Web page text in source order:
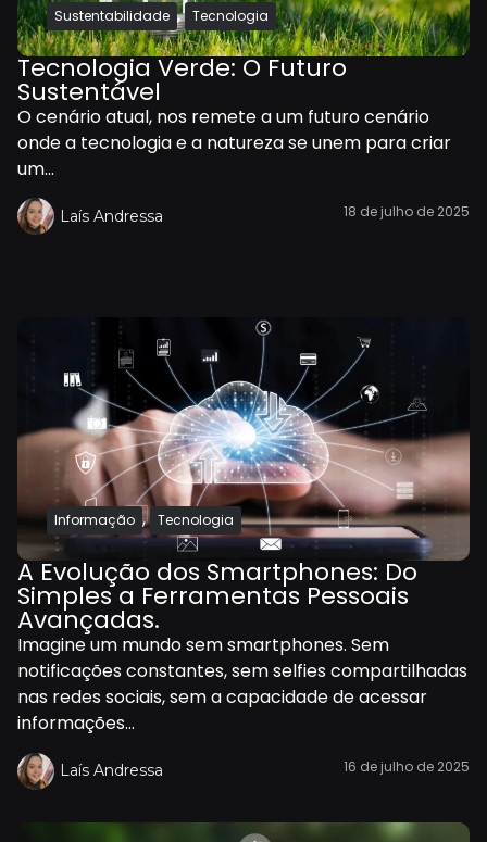
Sustentabilidade , Tecnologia
Tecnologia Verde: O Futuro
Sustentável
O cenário atual, nos remete a um futuro cenário
onde a tecnologia e a natureza se unem para criar
um...
Laís Andressa 18 de julho de 2025
Informação , Tecnologia
A Evolução dos Smartphones: Do
Simples a Ferramentas Pessoais
Avançadas.
Imagine um mundo sem smartphones. Sem
notificações constantes, sem selfies compartilhadas
nas redes sociais, sem a capacidade de acessar
informações...
Laís Andressa 16 de julho de 2025